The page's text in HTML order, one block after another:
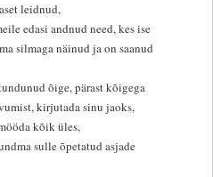
leidnud,
edasi andnud need, kes ise
silmaga näinud ja on saanud
õige, pärast kõigega
kirjutada sinu jaoks,
kõik üles,
sulle õpetatud asjade